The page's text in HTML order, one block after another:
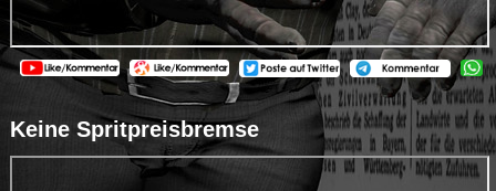
Keine Spritpreisbremse